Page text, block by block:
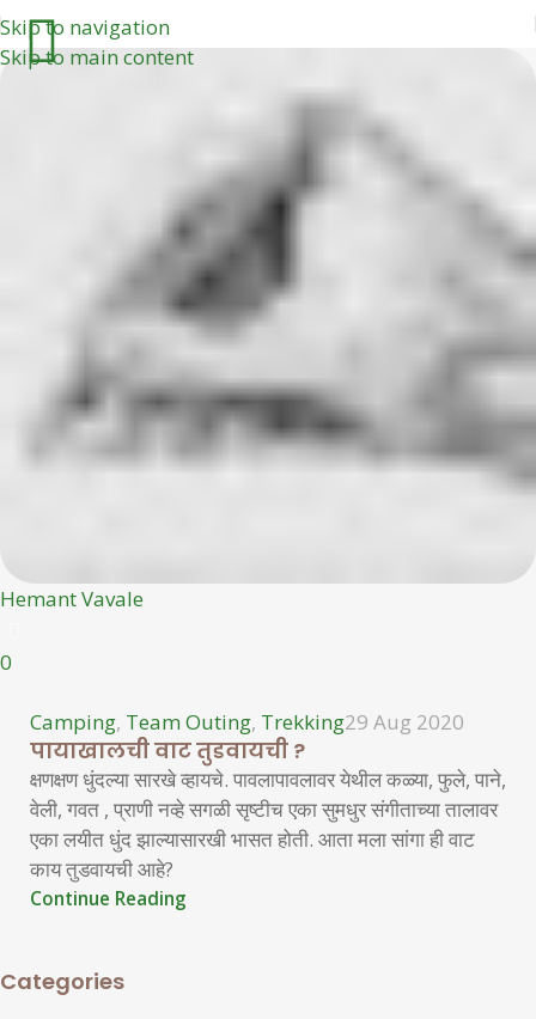
Skip to navigation
Skip to main content
Hemant Vavale
0
Camping, Team Outing, Trekking29 Aug 2020
पायाखालची वाट तुडवायची ?
क्षणक्षण धुंदल्या सारखे व्हायचे. पावलापावलावर येथील कळ्या, फुले, पाने,
वेली, गवत , प्राणी नव्हे सगळी सृष्टीच एका सुमधुर संगीताच्या तालावर
एका लयीत धुंद झाल्यासारखी भासत होती. आता मला सांगा ही वाट
काय तुडवायची आहे?
Continue Reading
Categories